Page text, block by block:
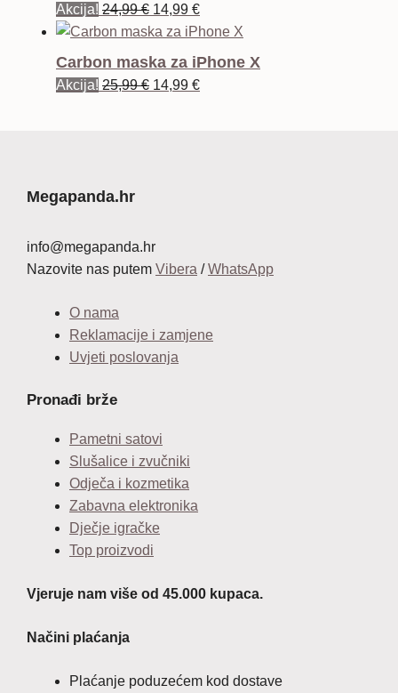
Akcija! 24,99€ Izvorna
cijena
14,99 €Trenutna
cijena
je:
Carbon maska za iPhone X
Akcija! 25,99€ Izvorna
14,99 €Trenutna
Megapanda.hr
info@megapanda.hr
Nazovite nas putem Vibera / WhatsApp
O nama
Reklamacije i zamjene
Uvjeti poslovanja
Pronađi brže
Pametni satovi
Slušalice i zvučniki
Odječa i kozmetika
Zabavna elektronika
Dječje igračke
Top proizvodi
Vjeruje nam više od 45.000 kupaca.
Načini plaćanja
Plaćanje poduzećem kod dostave